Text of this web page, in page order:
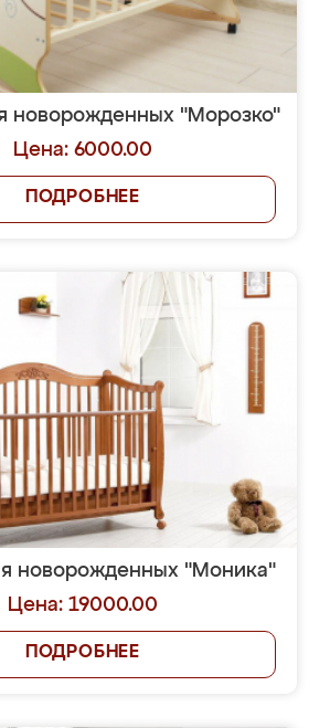
новорожденных "Морозко"
Цена: 6000.00
ПОДРОБНЕЕ
новорожденных "Моника"
Цена: 19000.00
ПОДРОБНЕЕ